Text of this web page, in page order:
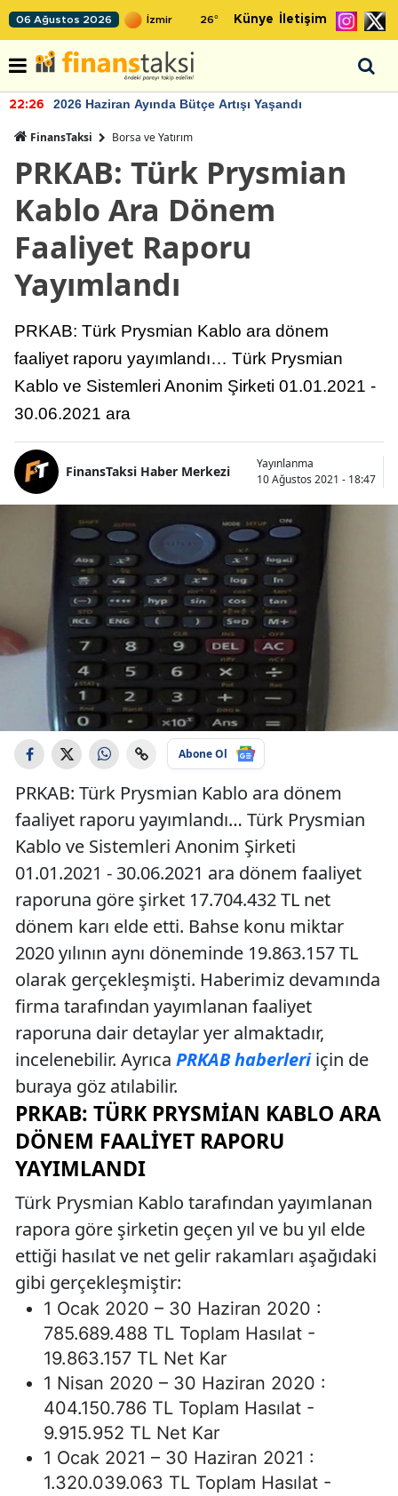
06 Ağustos 2026 26° Künye İletişim
22:26 2026 Haziran Ayında Bütçe Artışı Yaşandı
FinansTaksi Borsa ve Yatırım
PRKAB: Türk Prysmian
Kablo Ara Dönem
Faaliyet Raporu
Yayımlandı
PRKAB: Türk Prysmian Kablo ara dönem
faaliyet raporu yayımlandı… Türk Prysmian
Kablo ve Sistemleri Anonim Şirketi 01.01.2021 -
30.06.2021 ara
FinansTaksi Haber Merkezi
Yayınlanma
10 Ağustos 2021 - 18:47
Abone Ol
PRKAB: Türk Prysmian Kablo ara dönem
faaliyet raporu yayımlandı… Türk Prysmian
Kablo ve Sistemleri Anonim Şirketi
01.01.2021 - 30.06.2021 ara dönem faaliyet
raporuna göre şirket 17.704.432 TL net
dönem karı elde etti. Bahse konu miktar
2020 yılının aynı döneminde 19.863.157 TL
olarak gerçekleşmişti. Haberimiz devamında
firma tarafından yayımlanan faaliyet
raporuna dair detaylar yer almaktadır,
incelenebilir. Ayrıca PRKAB haberleriiçin de
buraya göz atılabilir.
PRKAB: TÜRK PRYSMIAN KABLO ARA
DÖNEM FAALIYET RAPORU
YAYIMLANDI
Türk Prysmian Kablo tarafından yayımlanan
rapora göre şirketin geçen yıl ve bu yıl elde
ettiği hasılat ve net gelir rakamları aşağıdaki
gibi gerçekleşmiştir:
1 Ocak 2020 – 30 Haziran 2020 :
785.689.488 TL Toplam Hasılat -
19.863.157 TL Net Kar
1 Nisan 2020 – 30 Haziran 2020 :
404.150.786 TL Toplam Hasılat -
9.915.952 TL Net Kar
1 Ocak 2021 – 30 Haziran 2021 :
1.320.039.063 TL Toplam Hasılat -